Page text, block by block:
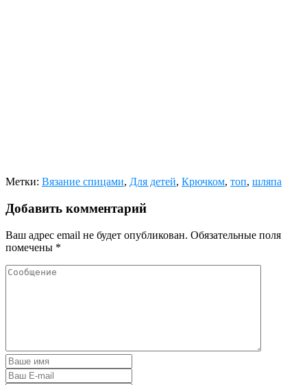
Метки: Вязание спицами, Для детей, Крючком, топ, шляпа
Добавить комментарий
Ваш адрес email не будет опубликован. Обязательные поля
помечены *